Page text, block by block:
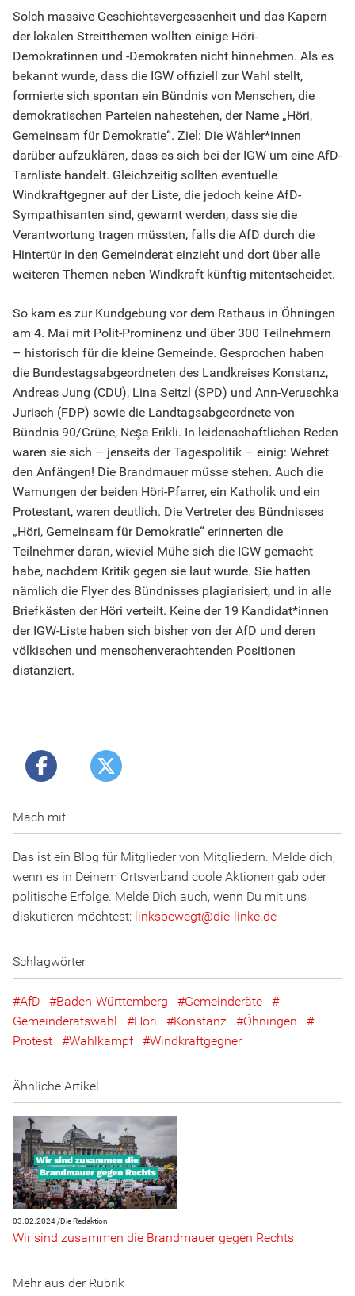
Solch massive Geschichtsvergessenheit und das Kapern
der lokalen Streitthemen wollten einige Höri-
Demokratinnen und -Demokraten nicht hinnehmen. Als es
bekannt wurde, dass die IGW offiziell zur Wahl stellt,
formierte sich spontan ein Bündnis von Menschen, die
demokratischen Parteien nahestehen, der Name „Höri,
Gemeinsam für Demokratie“. Ziel: Die Wähler*innen
darüber aufzuklären, dass es sich bei der IGW um eine AfD-
Tarnliste handelt. Gleichzeitig sollten eventuelle
Windkraftgegner auf der Liste, die jedoch keine AfD-
Sympathisanten sind, gewarnt werden, dass sie die
Verantwortung tragen müssten, falls die AfD durch die
Hintertür in den Gemeinderat einzieht und dort über alle
weiteren Themen neben Windkraft künftig mitentscheidet.
So kam es zur Kundgebung vor dem Rathaus in Öhningen
am 4. Mai mit Polit-Prominenz und über 300 Teilnehmern
– historisch für die kleine Gemeinde. Gesprochen haben
die Bundestagsabgeordneten des Landkreises Konstanz,
Andreas Jung (CDU), Lina Seitzl (SPD) und Ann-Veruschka
Jurisch (FDP) sowie die Landtagsabgeordnete von
Bündnis 90/Grüne, Neşe Erikli. In leidenschaftlichen Reden
waren sie sich – jenseits der Tagespolitik – einig: Wehret
den Anfängen! Die Brandmauer müsse stehen. Auch die
Warnungen der beiden Höri-Pfarrer, ein Katholik und ein
Protestant, waren deutlich. Die Vertreter des Bündnisses
„Höri, Gemeinsam für Demokratie“ erinnerten die
Teilnehmer daran, wieviel Mühe sich die IGW gemacht
habe, nachdem Kritik gegen sie laut wurde. Sie hatten
nämlich die Flyer des Bündnisses plagiarisiert, und in alle
Briefkästen der Höri verteilt. Keine der 19 Kandidat*innen
der IGW-Liste haben sich bisher von der AfD und deren
völkischen und menschenverachtenden Positionen
distanziert.
Mach mit
Das ist ein Blog für Mitglieder von Mitgliedern. Melde dich,
wenn es in Deinem Ortsverband coole Aktionen gab oder
politische Erfolge. Melde Dich auch, wenn Du mit uns
diskutieren möchtest: linksbewegt@die-l inke.de
Schlagwörter
AfD Baden-Württemberg
Gemeinderäte
Gemeinderatswahl
Höri Konstanz
Öhningen
Protest
Wahlkampf Windkraftgegner
Ähnliche Artikel
03.02.2024 /Die Redaktion
Wir sind zusammen die Brandmauer gegen Rechts
Mehr aus der Rubrik